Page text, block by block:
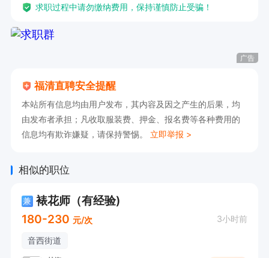
求职过程中请勿缴纳费用，保持谨慎防止受骗！
广告
福清直聘安全提醒
本站所有信息均由用户发布，其内容及因之产生的后果，均
由发布者承担；凡收取服装费、押金、报名费等各种费用的
信息均有欺诈嫌疑，请保持警惕。 立即举报 >
相似的职位
兼 裱花师（有经验)
180-230 元/次 3小时前
音西街道